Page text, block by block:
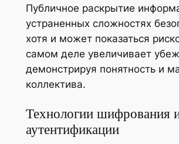
Публичное раскрытие
устраненных сложностях
хотя и может показаться
самом деле увеличивает
демонстрируя понятность и
коллектива.
Технологии шифрования
аутентификации